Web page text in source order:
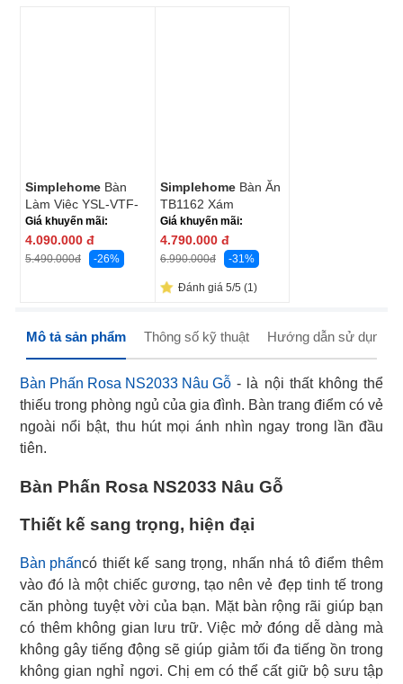
Simplehome Bàn
Làm Việc YSL-VTF-
08 Nâu gỗ
Giá khuyến mãi:
4.090.000 đ
5.490.000đ -26%
Simplehome Bàn Ăn
TB1162 Xám
Giá khuyến mãi:
4.790.000 đ
6.990.000đ -31%
Đánh giá 5/5 (1)
Mô tả sản phẩm Thông số kỹ thuật Hướng dẫn sử dụng
Bàn Phấn Rosa NS2033 Nâu Gỗ - là nội thất không thể
thiếu trong phòng ngủ của gia đình. Bàn trang điểm có vẻ
ngoài nổi bật, thu hút mọi ánh nhìn ngay trong lần đầu
tiên.
Bàn Phấn Rosa NS2033 Nâu Gỗ
Thiết kế sang trọng, hiện đại
Bàn phấncó thiết kế sang trọng, nhấn nhá tô điểm thêm
vào đó là một chiếc gương, tạo nên vẻ đẹp tinh tế trong
căn phòng tuyệt vời của bạn. Mặt bàn rộng rãi giúp bạn
có thêm không gian lưu trữ. Việc mở đóng dễ dàng mà
không gây tiếng động sẽ giúp giảm tối đa tiếng ồn trong
không gian nghỉ ngơi. Chị em có thể cất giữ bộ sưu tập